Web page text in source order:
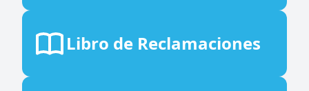
Libro de Reclamaciones